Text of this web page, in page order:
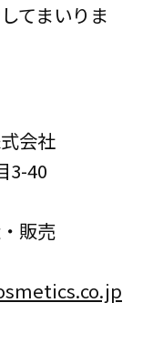
てまいりま
会社
3-40
販売